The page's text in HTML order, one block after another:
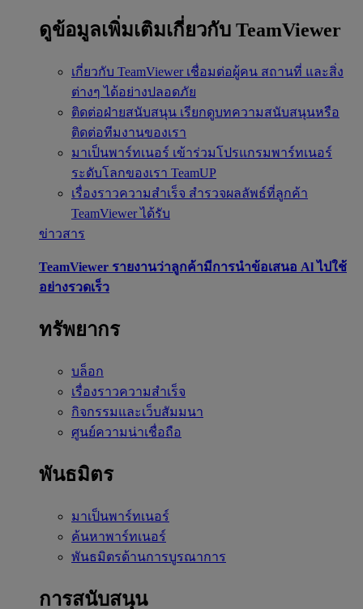
ดูข้อมูลเพิ่มเติมเกี่ยวกับ TeamViewer
เกี่ยวกับ TeamViewer เชื่อมต่อผู้คน สถานที่ และสิ่ง
ต่างๆ ได้อย่างปลอดภัย
ติดต่อฝ่ายสนับสนุน เรียกดูบทความสนับสนุนหรือ
ติดต่อทีมงานของเรา
มาเป็นพาร์ทเนอร์ เข้าร่วมโปรแกรมพาร์ทเนอร์
ระดับโลกของเรา TeamUP
เรื่องราวความสำเร็จ สำรวจผลลัพธ์ที่ลูกค้า
TeamViewer ได้รับ
ข่าวสาร
TeamViewer รายงานว่าลูกค้ามีการนำข้อเสนอ Al ไปใช้
อย่างรวดเร็ว
ทรัพยากร
บล็อก
เรื่องราวความสำเร็จ
กิจกรรมและเว็บสัมมนา
ศูนย์ความน่าเชื่อถือ
พันธมิตร
มาเป็นพาร์ทเนอร์
ค้นหาพาร์ทเนอร์
พันธมิตรด้านการบูรณาการ
การสนับสนุน